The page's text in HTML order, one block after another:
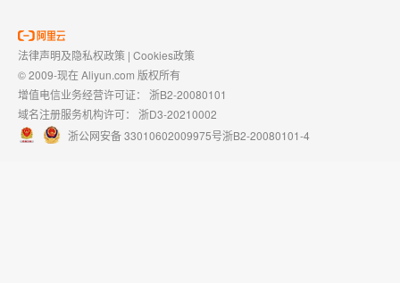
法律声明及隐私权政策 | Cookies政策
© 2009-现在 Aliyun.com 版权所有
增值电信业务经营许可证： 浙B2-20080101
域名注册服务机构许可： 浙D3-20210002
浙公网安备 33010602009975号浙B2-20080101-4